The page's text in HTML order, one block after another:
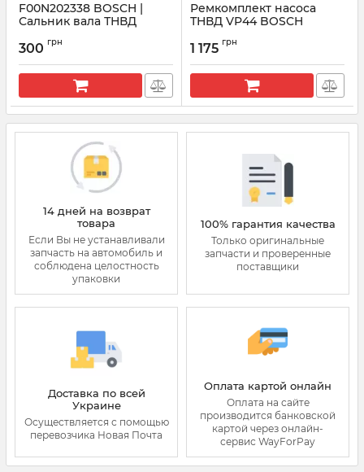
F00N202338 BOSCH |
Сальник вала ТНВД
300 грн
Ремкомплект насоса
ТНВД VP44 BOSCH
типа 1467045046
Артикул: 1467045046
1 175 грн
14 дней на возврат
товара
Если Вы не устанавливали
запчасть на автомобиль и
соблюдена целостность
упаковки
100% гарантия качества
Только оригинальные
запчасти и проверенные
поставщики
Доставка по всей
Украине
Осуществляется с помощью
перевозчика Новая Почта
Оплата картой онлайн
Оплата на сайте
производится банковской
картой через онлайн-
сервис WayForPay